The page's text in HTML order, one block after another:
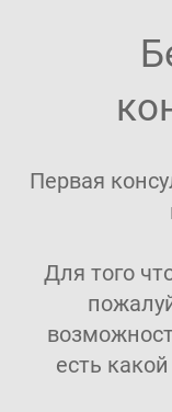
Первая
Для того
есть